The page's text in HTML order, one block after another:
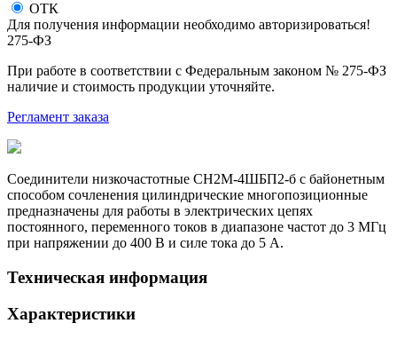
ОТК
Для получения информации необходимо авторизироваться!
275-ФЗ
При работе в соответствии с Федеральным законом № 275-ФЗ
наличие и стоимость продукции уточняйте.
Регламент заказа
Соединители низкочастотные СН2М-4ШБП2-б с байонетным
способом сочленения цилиндрические многопозиционные
предназначены для работы в электрических цепях
постоянного, переменного токов в диапазоне частот до 3 МГц
при напряжении до 400 В и силе тока до 5 А.
Техническая информация
Характеристики